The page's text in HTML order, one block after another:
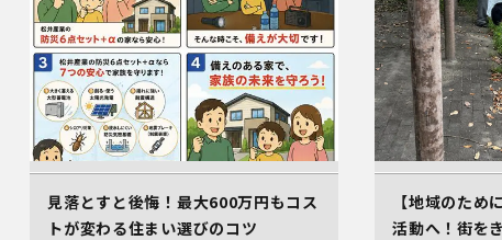
見落とすと後悔！最大600万円もコス
トが変わる住まい選びのコツ
【地域のため
活動へ！街を